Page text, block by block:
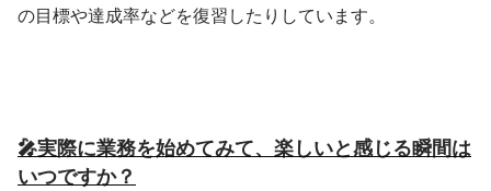
の目標や達成率などを復習したりしています。​
🎤実際に業務を始めてみて、楽しいと感じる瞬間は
いつですか？